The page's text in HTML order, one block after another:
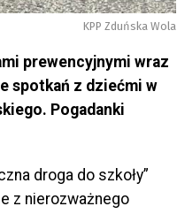
KPP Zduńska Wola
prewencyjnymi wraz
spotkań z dziećmi w
Pogadanki
droga do szkoły”
z nierozważnego